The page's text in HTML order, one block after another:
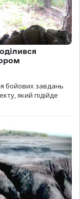
бойових завдань
який підійде